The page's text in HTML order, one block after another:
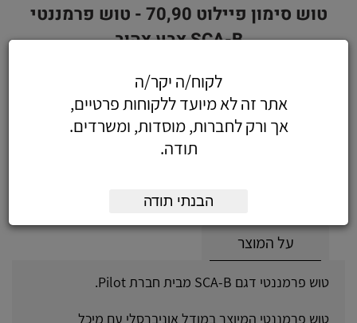
טוש סימון פיילוט 70,90 - טוש פרמננטי
SCA-B צבע צהוב
כולל מע"מ
על המוצר
טוש פרמננטי דגם SCA-B מבית חברת Pilot.
טוש פרמננטי המיוצר במודל אוניברסלי עם מיכל
לקוח/ה יקר/ה
אתר זה לא מיועד ללקוחות פרטיים,
אך ורק לחברות, מוסדות, ומשרדים.
תודה.
הבנתי תודה